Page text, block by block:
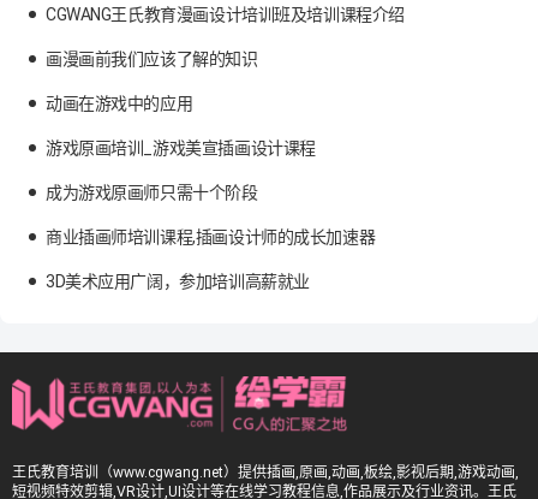
CGWANG王氏教育漫画设计培训班及培训课程介绍
画漫画前我们应该了解的知识
动画在游戏中的应用
游戏原画培训_游戏美宣插画设计课程
成为游戏原画师只需十个阶段
商业插画师培训课程,插画设计师的成长加速器
3D美术应用广阔，参加培训高薪就业
王氏教育培训（www.cgwang.net）提供插画,原画,动画,板绘,影视后期,游戏动画,
短视频特效剪辑,VR设计,UI设计等在线学习教程信息,作品展示及行业资讯。王氏